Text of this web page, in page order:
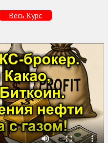
Весь Курс